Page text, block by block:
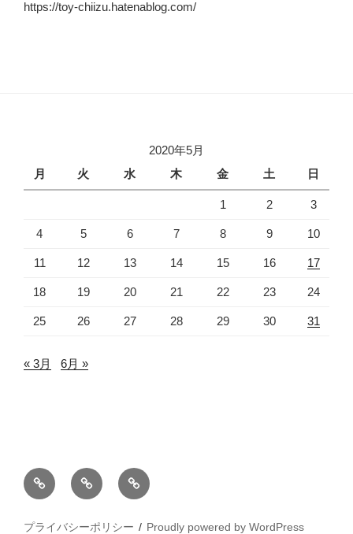
https://toy-chiizu.hatenablog.com/
2020年5月
月
火 水 木 金 土 日
1 2 3
4 5 6 7 8 9 10
11 12 13 14 15 16 17
18 19 20 21 22 23 24
25 26 27 28 29 30 31
« 3月 6月 »
プ
ラ
お
問
ホ
ー
プライバシーポリシー Proudly powered by WordPress